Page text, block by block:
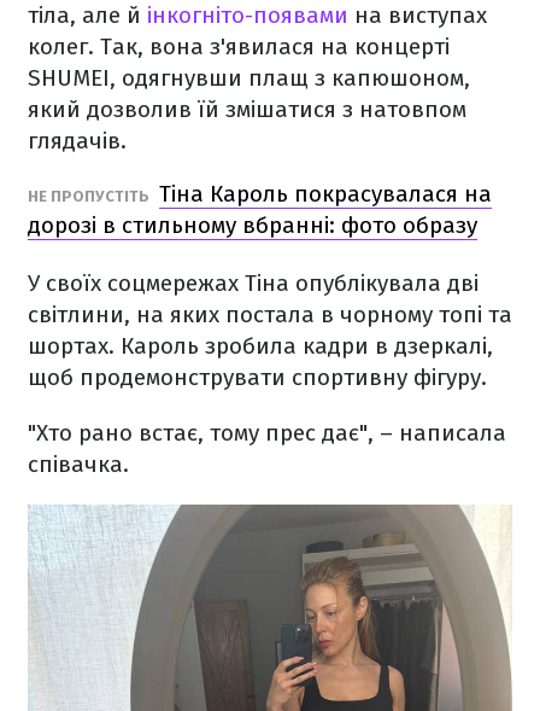
тіла, але й інкогніто-появами на виступах
колег. Так, вона з'явилася на концерті
SHUMEI, одягнувши плащ з капюшоном,
який дозволив їй змішатися з натовпом
глядачів.
НЕ ПРОПУСТІТЬ Тіна Кароль покрасувалася на
дорозі в стильному вбранні: фото образу
У своїх соцмережах Тіна опублікувала дві
світлини, на яких постала в чорному топі та
шортах. Кароль зробила кадри в дзеркалі,
щоб продемонструвати спортивну фігуру.
"Хто рано встає, тому прес дає", – написала
співачка.